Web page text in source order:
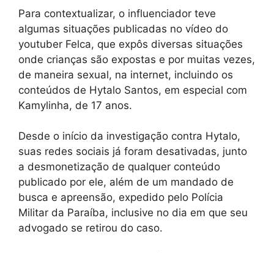
Para contextualizar, o influenciador teve
algumas situações publicadas no vídeo do
youtuber Felca, que expôs diversas situações
onde crianças são expostas e por muitas vezes,
de maneira sexual, na internet, incluindo os
conteúdos de Hytalo Santos, em especial com
Kamylinha, de 17 anos.
Desde o início da investigação contra Hytalo,
suas redes sociais já foram desativadas, junto
a desmonetização de qualquer conteúdo
publicado por ele, além de um mandado de
busca e apreensão, expedido pelo Polícia
Militar da Paraíba, inclusive no dia em que seu
advogado se retirou do caso.